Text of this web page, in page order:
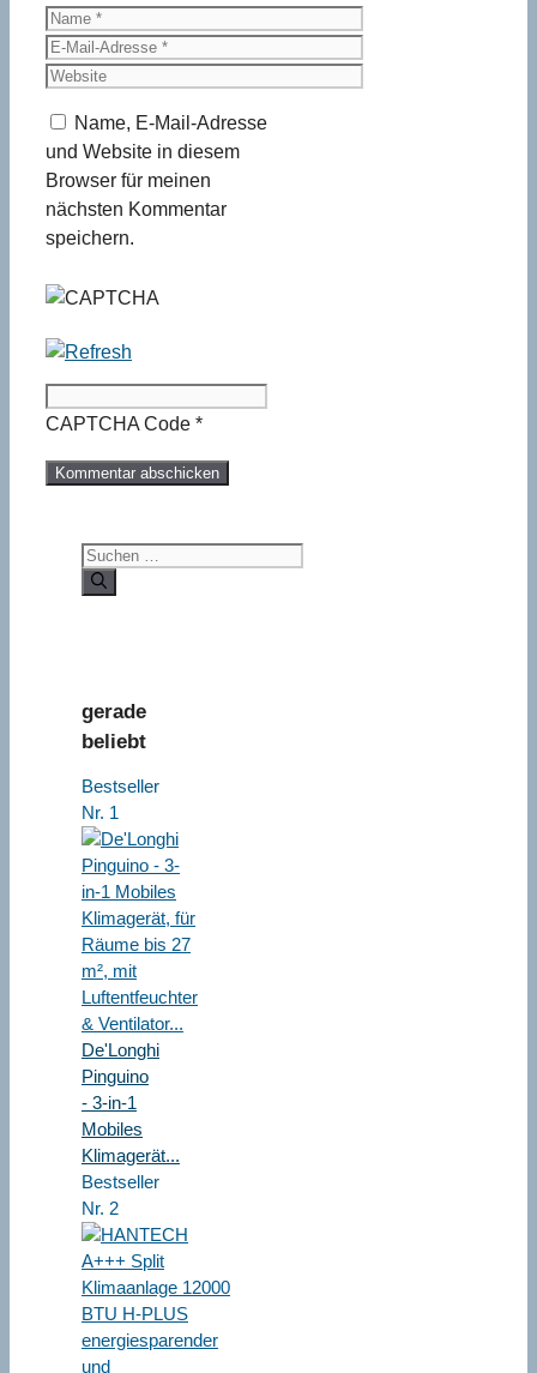
Name
E-
Mail-
Website
Name, E-Mail-Adresse
und Website in diesem
Browser für meinen
nächsten Kommentar
speichern.
CAPTCHA Code *
Suchen
nach:
gerade
beliebt
Bestseller
Nr. 1
De'Longhi
Pinguino
- 3-in-1
Mobiles
Klimagerät...
Bestseller
Nr. 2